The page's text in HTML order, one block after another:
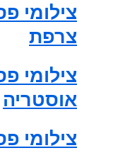
צילומי
צרפת
צילומי
אוסטריה
צילומי